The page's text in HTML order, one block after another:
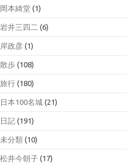
岡本綺堂 (1)
岩井三四二 (6)
岸政彦 (1)
散歩 (108)
旅行 (180)
日本100名城 (21)
日記 (191)
未分類 (10)
松井今朝子 (17)